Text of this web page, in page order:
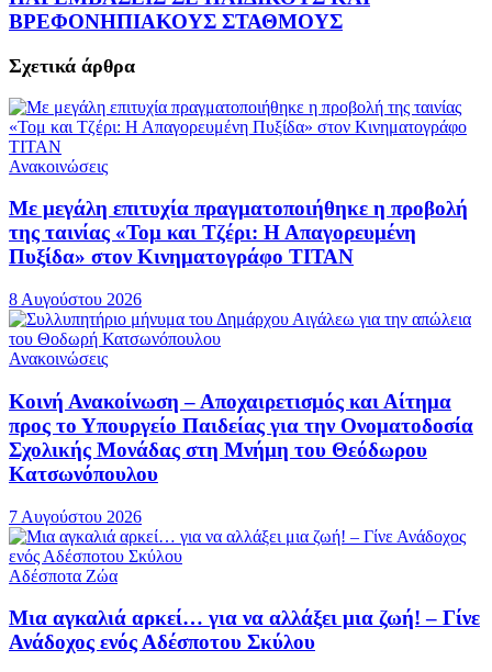
ΒΡΕΦΟΝΗΠΙΑΚΟΥΣ ΣΤΑΘΜΟΥΣ
Σχετικά άρθρα
Ανακοινώσεις
Με μεγάλη επιτυχία πραγματοποιήθηκε η προβολή
της ταινίας «Τομ και Τζέρι: Η Απαγορευμένη
Πυξίδα» στον Κινηματογράφο ΤΙΤΑΝ
8 Αυγούστου 2026
Ανακοινώσεις
Κοινή Ανακοίνωση – Αποχαιρετισμός και Αίτημα
προς το Υπουργείο Παιδείας για την Ονοματοδοσία
Σχολικής Μονάδας στη Μνήμη του Θεόδωρου
Κατσωνόπουλου
7 Αυγούστου 2026
Αδέσποτα Ζώα
Μια αγκαλιά αρκεί… για να αλλάξει μια ζωή! – Γίνε
Ανάδοχος ενός Αδέσποτου Σκύλου